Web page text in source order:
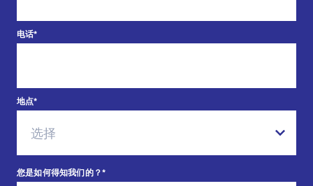
电话*
地点*
您是如何得知我们的？*